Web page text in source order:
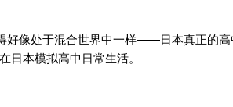
好像处于混合世界中一样——日本真正的
日本模拟高中日常生活。